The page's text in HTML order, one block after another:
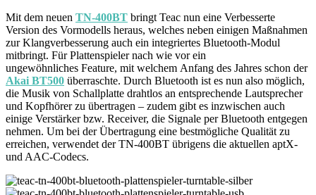
Mit dem neuen TN-400BT bringt Teac nun eine Verbesserte
Version des Vormodells heraus, welches neben einigen Maßnahmen
zur Klangverbesserung auch ein integriertes Bluetooth-Modul
mitbringt. Für Plattenspieler nach wie vor ein
ungewöhnliches Feature, mit welchem Anfang des Jahres schon der
Akai BT500 überraschte. Durch Bluetooth ist es nun also möglich,
die Musik von Schallplatte drahtlos an entsprechende Lautsprecher
und Kopfhörer zu übertragen – zudem gibt es inzwischen auch
einige Verstärker bzw. Receiver, die Signale per Bluetooth entgegen
nehmen. Um bei der Übertragung eine bestmögliche Qualität zu
erreichen, verwendet der TN-400BT übrigens die aktuellen aptX-
und AAC-Codecs.